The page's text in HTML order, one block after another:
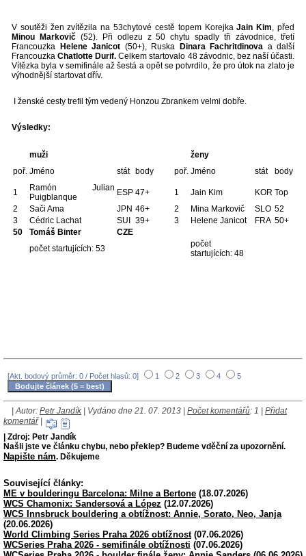
V soutěži žen zvítězila na 53chytové cestě topem KorejkaJain Kim , před
Minou Markovič(52). Při odlezu z 50 chytu spadly tři závodnice, třetí
Francouzka Helene Janicot (50+), Ruska Dinara Fachritdinova a další
FrancouzkaChatlotte Durif. Celkem startovalo 48 závodnic, bez naší účasti.
Vítězka byla v semifinále až šestá a opět se potvrdilo, že pro útok na zlato je
výhodnější startovat dřív.
I ženské cesty trefil tým vedený Honzou Zbrankem velmi dobře.
Výsledky:
muži
ženy
poř. Jméno stát body poř. Jméno stát body
1
Ramón Julian
Puigblanque
ESP 47+ 1 Jain Kim KOR Top
2
Sači Ama JPN 46+ 2 Mina Markovič SLO 52
3
Cédric Lachat SUI 39+ 3 Helene Janicot FRA 50+
50
Tomáš Binter
CZE
počet startujících: 53
počet
startujících: 48
[Akt. bodový průměr: 0 / Počet hlasů: 0] 1 2 3 4 5
| Autor: Petr Jandík | Vydáno dne 21. 07. 2013 | Počet komentářů: 1 | Přidat
komentář|
| Zdroj: Petr Jandík
Našli jste ve článku chybu, nebo překlep? Budeme vděční za upozornění.
Napište nám. Děkujeme
Související články:
ME v boulderingu Barcelona: Milne a Bertone (18.07.2026)
WCS Chamonix: Sandersová a López (12.07.2026)
WCS Innsbruck bouldering a obtížnost: Annie, Sorato, Neo, Janja
(20.06.2026)
World Climbing Series Praha 2026 obtížnost(07.06.2026)
WCSeries Praha 2026 - semifinále obtížnosti (07.06.2026)